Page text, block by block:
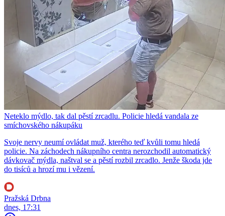
Neteklo mýdlo, tak dal pěstí zrcadlu. Policie hledá vandala ze
smíchovského nákupáku
Svoje nervy neumí ovládat muž, kterého teď kvůli tomu hledá
policie. Na záchodech nákupního centra nerozchodil automatický
dávkovač mýdla, naštval se a pěstí rozbil zrcadlo. Jenže škoda jde
do tisíců a hrozí mu i vězení.
Pražská Drbna
dnes, 17:31